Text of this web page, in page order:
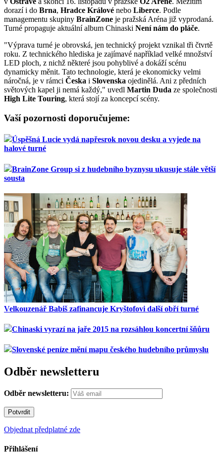
dorazí i do Brna, Hradce Králové nebo Liberce. Podle
managementu skupiny BrainZone je pražská Aréna již vyprodaná.
Turné propaguje aktuální album Chinaski Není nám do pláče.
"Výprava turné je obrovská, jen technický projekt vznikal tři čtvrtě
roku. Z technického hlediska je zajímavé například velké množství
LED ploch, z nichž některé jsou pohyblivé a dokáží scénu
dynamicky měnit. Tato technologie, která je ekonomicky velmi
náročná, je v rámci Česka i Slovenska ojedinělá. Ani z předních
světových kapel ji nemá každý," uvedl Martin Duda ze společnosti
High Lite Touring, která stojí za koncepcí scény.
Vaší pozornosti doporučujeme:
Úspěšná Lucie vydá napřesrok novou desku a vyjede na
halové turné
BrainZone Group si z hudebního byznysu ukusuje stále větší
sousta
Velkouzenář Babiš zafinancuje Kryštofovi další obří turné
Chinaski vyrazí na jaře 2015 na rozsáhlou koncertní šňůru
Slovenské peníze mění mapu českého hudebního průmyslu
Odběr newsletteru
Odběr newsletteru:
Objednat předplatné zde
Přihlášení